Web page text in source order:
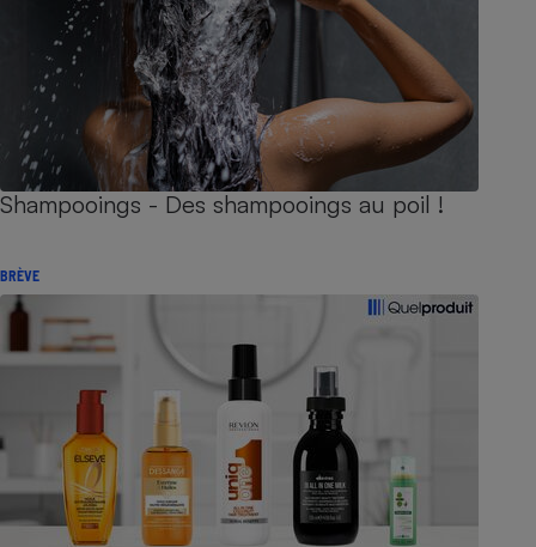
Shampooings - Des shampooings au poil !
BRÈVE